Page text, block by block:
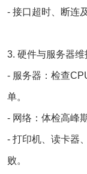
- 接口超时、断连
3. 硬件与服务器维
- 服务器：检查
单。
- 网络：体检高峰
- 打印机、读卡器
败。